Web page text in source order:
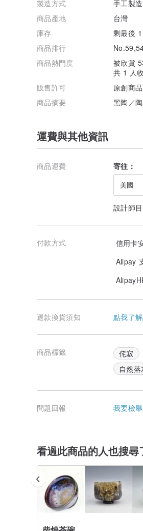
製造方式
手工製造
商品產地
台灣
庫存
剩最後
商品排行
商品熱門度
被欣賞
共 1 人
販售許可
原創商品
商品摘要
黑陶／
運費與其他資訊
商品運費 寄往：
美國
設計師
付款方式
信用卡
Alipay
退款換貨須知 點我了
商品標籤 侘寂
自然落
問題回報 我要檢
看過此商品的人也搜尋